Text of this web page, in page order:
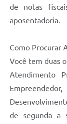
Regularização de
Arquivos para
Legislação
Telefones Úteis
Transparência
de notas
aposentadoria.
Como Procurar
Você tem duas
Atendimento
de segunda a